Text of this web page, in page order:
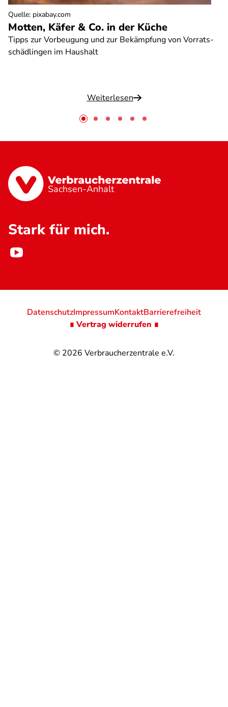
Motten, Käfer & Co. in der Küche
Tipps zur Vorbeugung und zur Bekämpfung von Vorrats-
schädlingen im Haushalt
Weiterlesen
Quelle: pixabay.com
Sachsen-Anhalt
Stark für mich.
© 2026 Verbraucherzentrale e.V.
DatenschutzImpressumKontaktBarrierefreiheit
∎ Vertrag widerrufen ∎